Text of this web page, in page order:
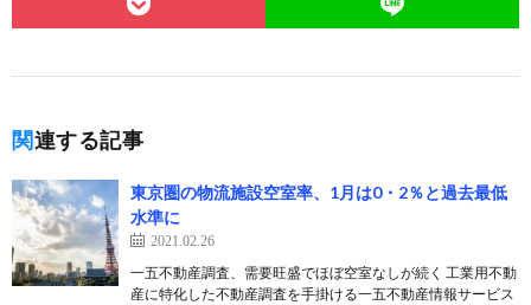
関連する記事
東京圏の物流施設空室率、1月は0・2％と過去最低
水準に
2021.02.26
一五不動産調査、需要旺盛でほぼ空室なしが続く 工業用不動
産に特化した不動産調査を手掛ける一五不動産情報サービス